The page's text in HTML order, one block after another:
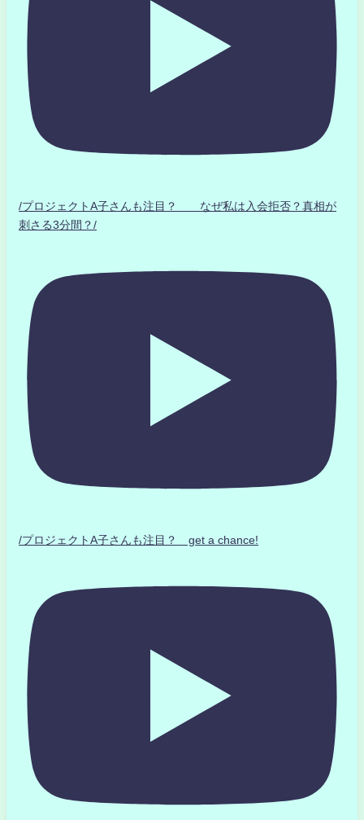
/プロジェクトA子さんも注目？ なぜ私は入会拒否？真相が
刺さる3分間？/
/プロジェクトA子さんも注目？ get a chance!